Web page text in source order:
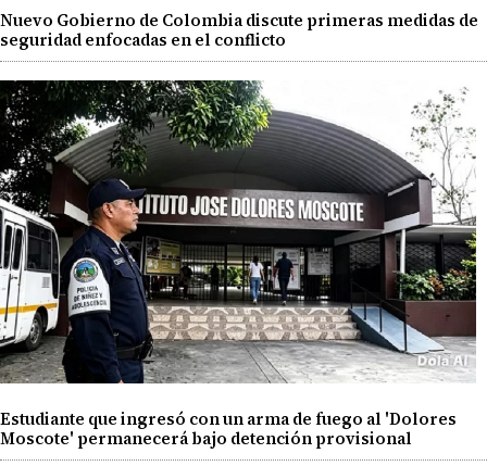
Nuevo Gobierno de Colombia discute primeras medidas de
seguridad enfocadas en el conflicto
Estudiante que ingresó con un arma de fuego al 'Dolores
Moscote' permanecerá bajo detención provisional